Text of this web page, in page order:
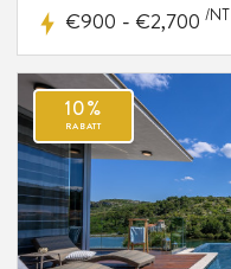
€900 - €2,700 /NT